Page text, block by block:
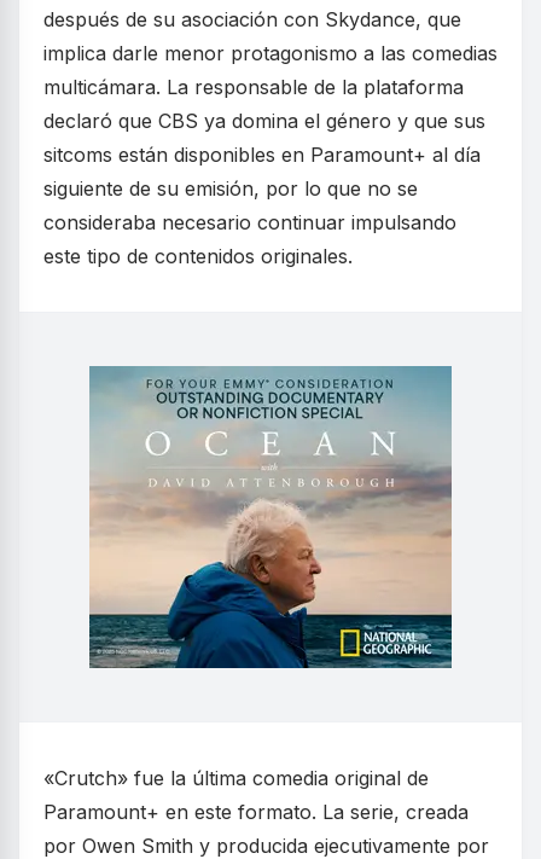
después de su asociación con Skydance, que
implica darle menor protagonismo a las comedias
multicámara. La responsable de la plataforma
declaró que CBS ya domina el género y que sus
sitcoms están disponibles en Paramount+ al día
siguiente de su emisión, por lo que no se
consideraba necesario continuar impulsando
este tipo de contenidos originales.
«Crutch» fue la última comedia original de
Paramount+ en este formato. La serie, creada
por Owen Smith y producida ejecutivamente por